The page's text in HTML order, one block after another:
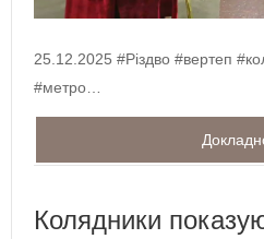
25.12.2025 #Різдво #вертеп
#метро…
Колядники